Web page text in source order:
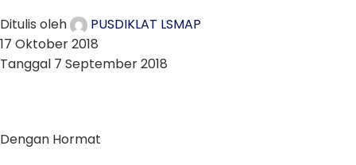
Ditulis oleh
PUSDIKLAT LSMAP
17 Oktober 2018
Tanggal 7 September 2018
Dengan Hormat